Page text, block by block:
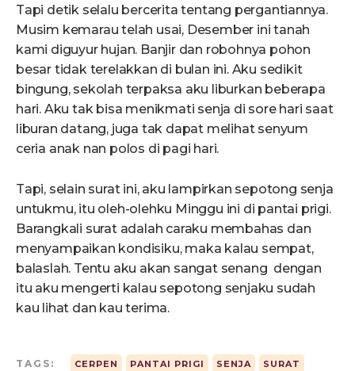
Tapi detik selalu bercerita tentang pergantiannya.
Musim kemarau telah usai, Desember ini tanah
kami diguyur hujan. Banjir dan robohnya pohon
besar tidak terelakkan di bulan ini. Aku sedikit
bingung, sekolah terpaksa aku liburkan beberapa
hari. Aku tak bisa menikmati senja di sore hari saat
liburan datang, juga tak dapat melihat senyum
ceria anak nan polos di pagi hari.
Tapi, selain surat ini, aku lampirkan sepotong senja
untukmu, itu oleh-olehku Minggu ini di pantai prigi.
Barangkali surat adalah caraku membahas dan
menyampaikan kondisiku, maka kalau sempat,
balaslah. Tentu aku akan sangat senang dengan
itu aku mengerti kalau sepotong senjaku sudah
kau lihat dan kau terima.
TAGS: CERPEN PANTAI PRIGI SENJA SURAT